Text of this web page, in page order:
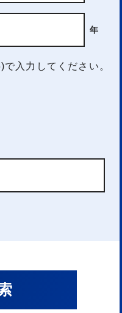
年
入力してください。